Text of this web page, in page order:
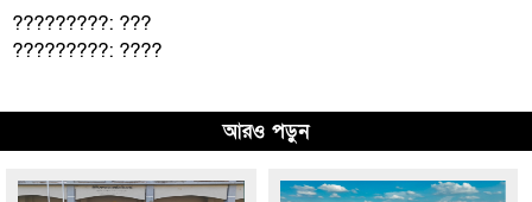
?????????: ???
?????????: ????
আরও পড়ুন